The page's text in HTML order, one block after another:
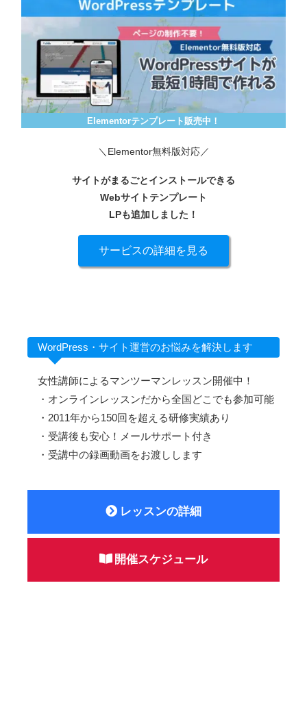
Elementorテンプレート販売中！
＼Elementor無料版対応／
サイトがまるごとインストールできる
Webサイトテンプレート
LPも追加しました！
サービスの詳細を見る
WordPress・サイト運営のお悩みを解決します
女性講師によるマンツーマンレッスン開催中！
・オンラインレッスンだから全国どこでも参加可能
・2011年から150回を超える研修実績あり
・受講後も安心！メールサポート付き
・受講中の録画動画をお渡しします
レッスンの詳細
開催スケジュール